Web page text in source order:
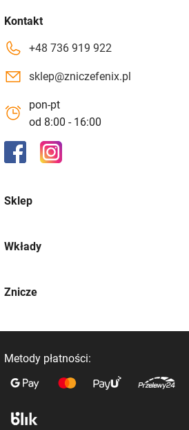
Kontakt
+48 736 919 922
sklep@zniczefenix.pl
pon-pt
od 8:00 - 16:00
Sklep
Wkłady
Znicze
Metody płatności: